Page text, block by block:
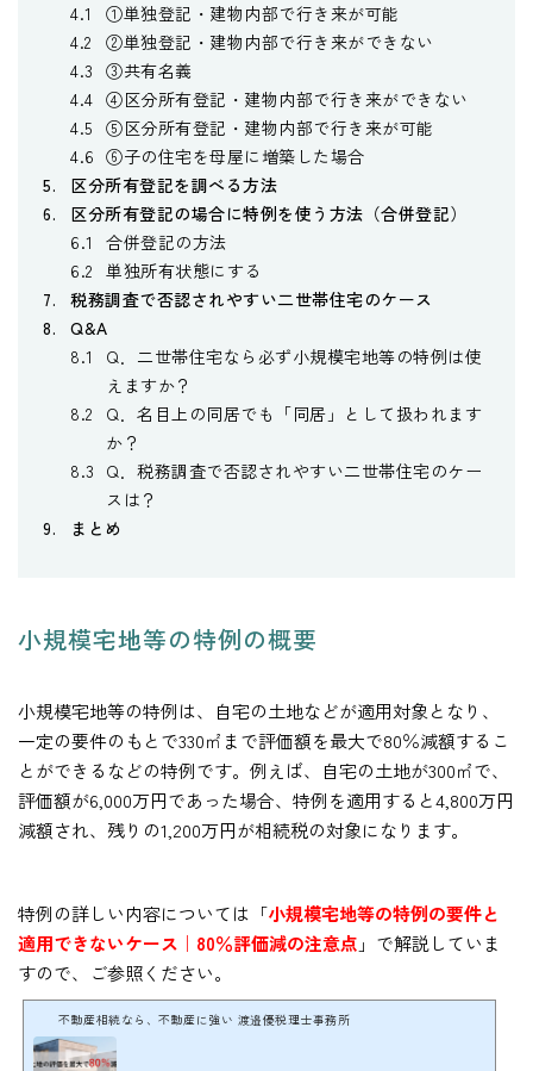
①単独登記・建物内部で行き来が可能
②単独登記・建物内部で行き来ができない
③共有名義
④区分所有登記・建物内部で行き来ができない
⑤区分所有登記・建物内部で行き来が可能
⑥子の住宅を母屋に増築した場合
区分所有登記を調べる方法
区分所有登記の場合に特例を使う方法（合併登記）
合併登記の方法
単独所有状態にする
税務調査で否認されやすい二世帯住宅のケース
Q&A
Q．二世帯住宅なら必ず小規模宅地等の特例は使
えますか？
Q．名目上の同居でも「同居」として扱われます
か？
Q．税務調査で否認されやすい二世帯住宅のケー
スは？
まとめ
小規模宅地等の特例の概要
小規模宅地等の特例は、自宅の土地などが適用対象となり、
一定の要件のもとで330㎡まで評価額を最大で80％減額するこ
とができるなどの特例です。例えば、自宅の土地が300㎡で、
評価額が6,000万円であった場合、特例を適用すると4,800万円
減額され、残りの1,200万円が相続税の対象になります。
特例の詳しい内容については「小規模宅地等の特例の要件と
適用できないケース｜80％評価減の注意点 」で解説していま
すので、ご参照ください。
不動産相続なら、不動産に強い 渡邉優税理士事務所